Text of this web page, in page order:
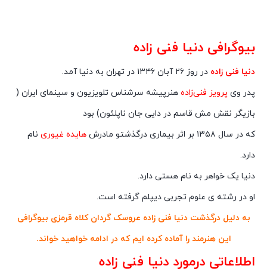
بیوگرافی دنیا فنی زاده
دنیا فنی زاده در روز ۲۶ آبان ۱۳۴۶ در تهران به دنیا آمد.
پدر وی پرویز فنی‌زاده هنرپیشه سرشناس تلویزیون و سینمای ایران (
بازیگر نقش مش قاسم در دایی جان ناپلئون) بود
که در سال ۱۳۵۸ بر اثر بیماری درگذشتو مادرش
هایده غیوری نام
دارد.
دنیا یک خواهر به نام هستی دارد.
او در رشته ی علوم تجربی دیپلم گرفته است.
به دلیل درگذشت دنیا فنی زاده عروسک گردان کلاه قرمزی بیوگرافی
این هنرمند را آماده کرده ایم که در ادامه خواهید خواند.
اطلاعاتی درمورد دنیا فنی زاده